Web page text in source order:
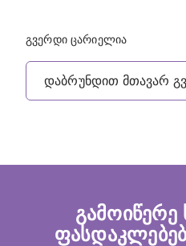
გვერდი ცარიელია
დაბრუნდით მთავარ
გამოიწერე